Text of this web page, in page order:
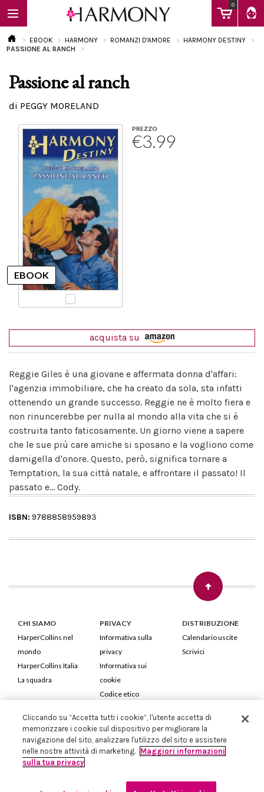
0
EBOOK
Calendario
EBOOK HARMONY ROMANZI D'AMORE
HARMONY DESTINY
PASSIONE AL RANCH
Passione al ranch
di PEGGY MORELAND
PREZZO
€3.99
acquista su
Reggie Giles è una giovane e affermata donna d'affari:
l'agenzia immobiliare, che ha creato da sola, sta infatti
ottenendo un grande successo. Reggie ne è molto fiera e
non rinuncerebbe per nulla al mondo alla vita che si è
costruita tanto faticosamente. Un giorno viene a sapere
che le sue più care amiche si sposano e la vogliono come
damigella d'onore. Questo, però, significa tornare a
Temptation, la sua città natale, e affrontare il passato! Il
passato e... Cody.
ISBN: 9788858959893
CHI SIAMO
HarperCollins nel
mondo
HarperCollins Italia
La squadra
PRIVACY
Informativa sulla
privacy
Informativa sui
cookie
Codice etico
DISTRIBUZIONE
Calendario uscite
Scrivici
HarperCollins Italia S.p.A. Viale Monte Nero, 84 - 20135 Milano
Cod. Fiscale e P.IVA 05946780151 - Capitale Sociale 258.250 €
Iscritta in Milano al Registro delle imprese nr.198004 e REA nr.1051898
Cliccando su “Accetta tutti i cookie”, l'utente accetta di
memorizzare i cookie sul dispositivo per migliorare la
navigazione del sito, analizzare l'utilizzo del sito e assistere
nelle nostre attività di marketing. Maggiori informazioni
sulla tua privacy